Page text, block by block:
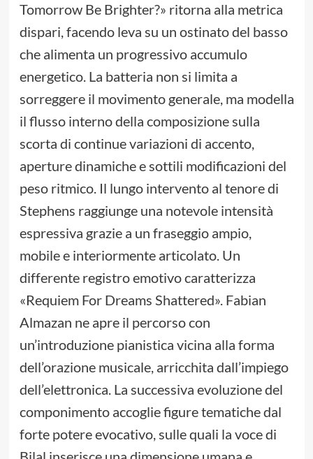
Tomorrow Be Brighter?» ritorna alla metrica
dispari, facendo leva su un ostinato del basso
che alimenta un progressivo accumulo
energetico. La batteria non si limita a
sorreggere il movimento generale, ma modella
il flusso interno della composizione sulla
scorta di continue variazioni di accento,
aperture dinamiche e sottili modificazioni del
peso ritmico. Il lungo intervento al tenore di
Stephens raggiunge una notevole intensità
espressiva grazie a un fraseggio ampio,
mobile e interiormente articolato. Un
differente registro emotivo caratterizza
«Requiem For Dreams Shattered». Fabian
Almazan ne apre il percorso con
un’introduzione pianistica vicina alla forma
dell’orazione musicale, arricchita dall’impiego
dell’elettronica. La successiva evoluzione del
componimento accoglie figure tematiche dal
forte potere evocativo, sulle quali la voce di